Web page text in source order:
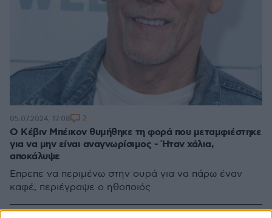
Ο Κέβιν Μπέικον θυμήθηκε τη φορά που μεταμφιέστηκε
για να μην είναι αναγνωρίσιμος - Ήταν χάλια,
αποκάλυψε
Έπρεπε να περιμένω στην ουρά για να πάρω έναν
καφέ, περιέγραψε ο ηθοποιός
05.07.2024, 17:08 2